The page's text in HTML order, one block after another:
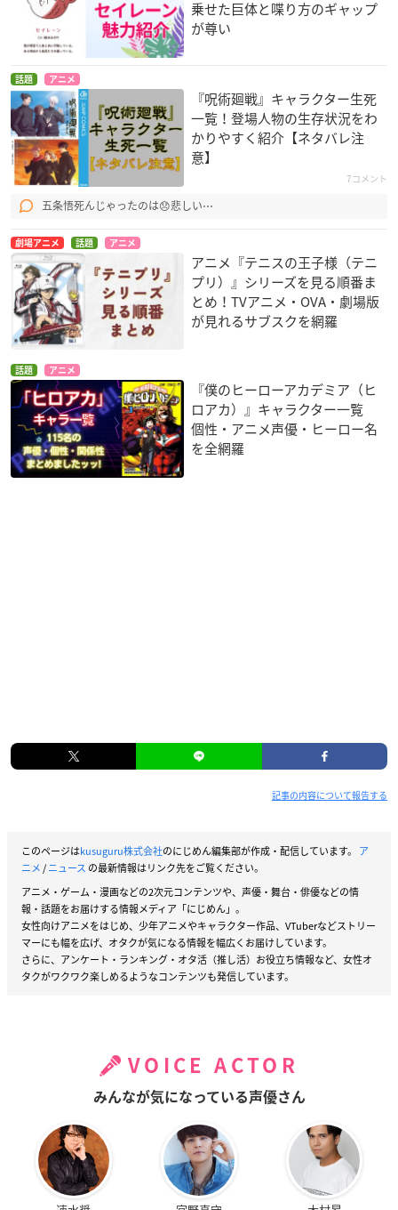
乗せた巨体と喋り方のギャップ
が尊い
話題 アニメ
『呪術廻戦』キャラクター生死
一覧！登場人物の生存状況をわ
かりやすく紹介【ネタバレ注
意】
7コメント
五条悟死んじゃったのは😞悲しい⋯
劇場アニメ 話題 アニメ
アニメ『テニスの王子様（テニ
プリ）』シリーズを見る順番ま
とめ！TVアニメ・OVA・劇場版
が見れるサブスクを網羅
話題 アニメ
『僕のヒーローアカデミア（ヒ
ロアカ）』キャラクター一覧
個性・アニメ声優・ヒーロー名
を全網羅
記事の内容について報告する
このページはkusuguru株式会社のにじめん編集部が作成・配信しています。 ア
ニメ/ニュース の最新情報はリンク先をご覧ください。
アニメ・ゲーム・漫画などの2次元コンテンツや、声優・舞台・俳優などの情
報・話題をお届けする情報メディア「にじめん」。
女性向けアニメをはじめ、少年アニメやキャラクター作品、VTuberなどストリー
マーにも幅を広げ、オタクが気になる情報を幅広くお届けしています。
さらに、アンケート・ランキング・オタ活（推し活）お役立ち情報など、女性オ
タクがワクワク楽しめるようなコンテンツも発信しています。
VOICE ACTOR
みんなが気になっている声優さん